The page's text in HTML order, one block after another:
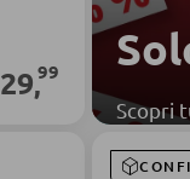
Scopri
29,99